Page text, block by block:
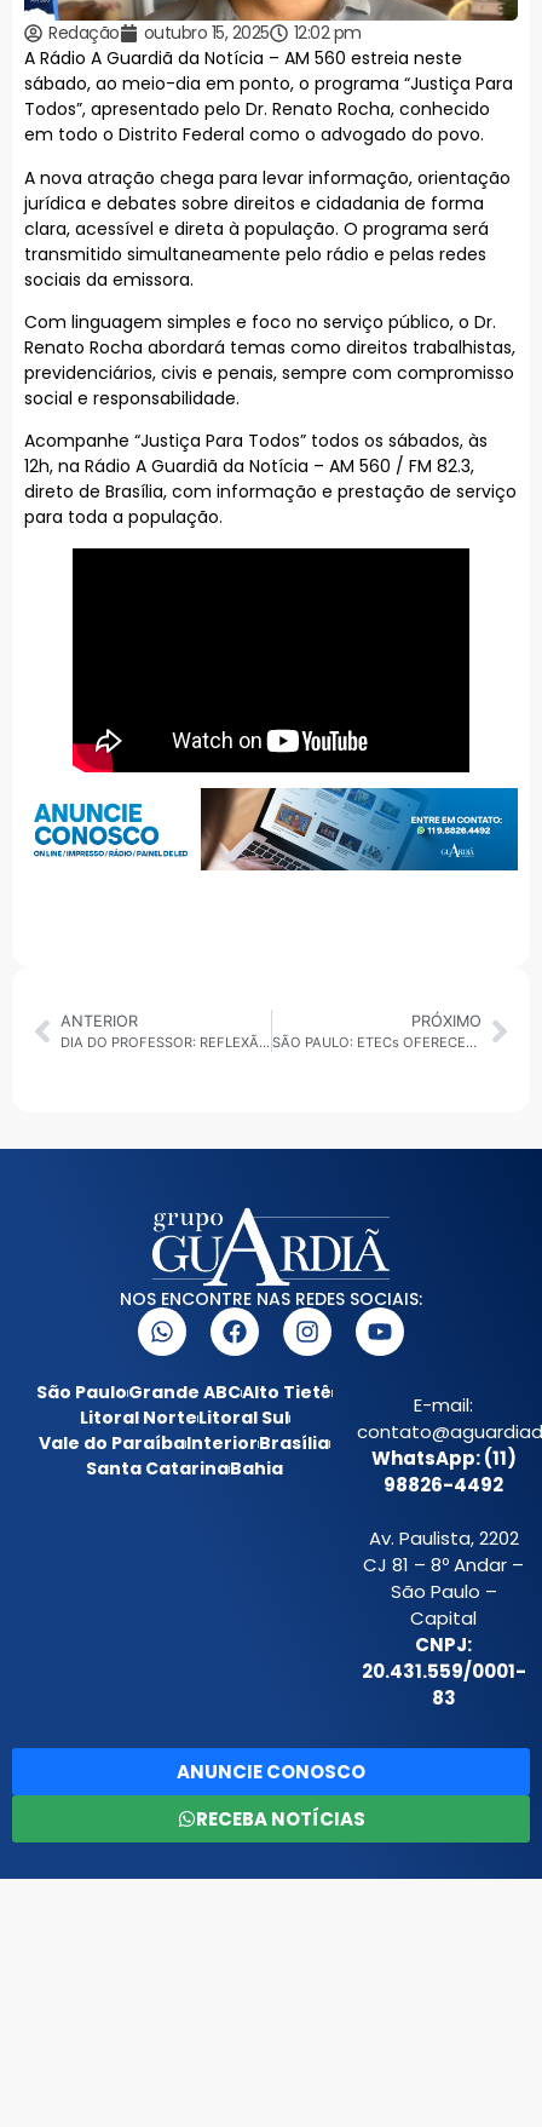
Redação outubro 15, 2025
12:02 pm
A Rádio A Guardiã da Notícia – AM 560 estreia neste
sábado, ao meio-dia em ponto, o programa “Justiça Para
Todos”, apresentado pelo Dr. Renato Rocha, conhecido
em todo o Distrito Federal como o advogado do povo.
A nova atração chega para levar informação, orientação
jurídica e debates sobre direitos e cidadania de forma
clara, acessível e direta à população. O programa será
transmitido simultaneamente pelo rádio e pelas redes
sociais da emissora.
Com linguagem simples e foco no serviço público, o Dr.
Renato Rocha abordará temas como direitos trabalhistas,
previdenciários, civis e penais, sempre com compromisso
social e responsabilidade.
Acompanhe “Justiça Para Todos” todos os sábados, às
12h, na Rádio A Guardiã da Notícia – AM 560 / FM 82.3,
direto de Brasília, com informação e prestação de serviço
para toda a população.
ANTERIOR
DIA DO PROFESSOR: REFLEXÃO SOBRE DESAFIOS E VALORIZAÇÃO DA EDUCAÇÃO
PRÓXIMO
SÃO PAULO: ETECs OFERECEM 92 MIL VAGAS GRATUITAS — INSCRIÇÕES ABERTAS ATÉ 3 DE NOVEMBRO
NOS ENCONTRE NAS REDES SOCIAIS:
São PauloGrande ABCAlto Tietê
Litoral NorteLitoral Sul
Vale do ParaíbaInteriorBrasília
Santa CatarinaBahia
E-mail:
WhatsApp: (11)
98826-4492
Av. Paulista, 2202
CJ 81 – 8º Andar –
São Paulo –
Capital
CNPJ:
20.431.559/0001-
83
ANUNCIE CONOSCO
RECEBA NOTÍCIAS